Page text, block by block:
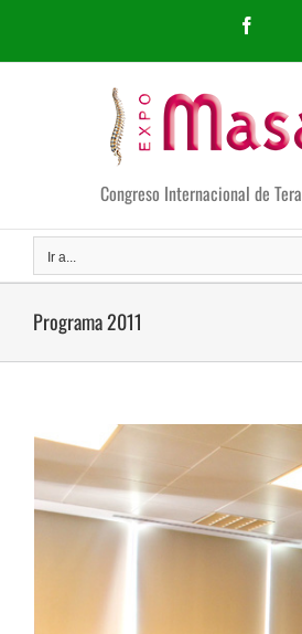
Congreso Internacional de
Ir a...
Programa 2011